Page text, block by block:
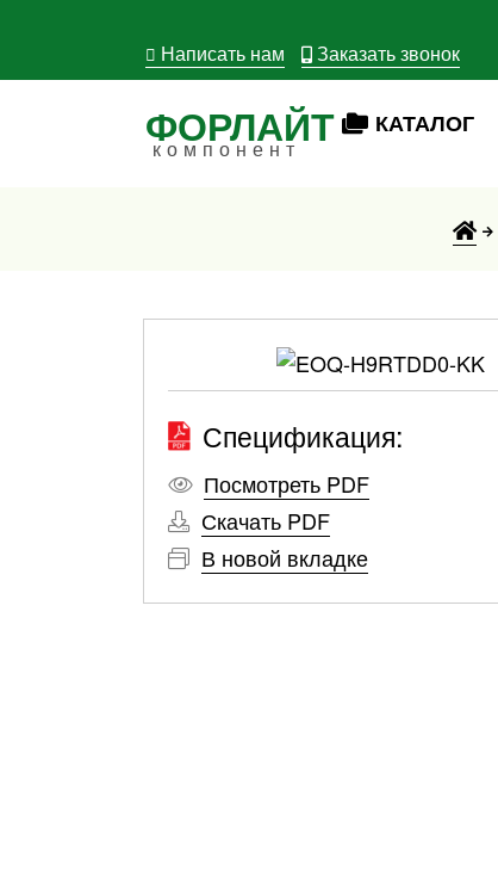
Написать нам Заказать звонок
ФОРЛАЙТ
компонент
КАТАЛОГ
Спецификация:
Посмотреть PDF
Скачать PDF
В новой вкладке